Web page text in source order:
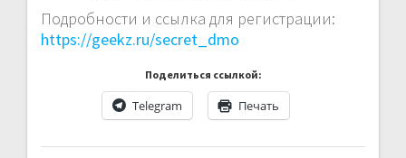
Подробности и ссылка для регистрации:
https://geekz.ru/secret_dmo
Поделиться ссылкой:
Telegram Печать